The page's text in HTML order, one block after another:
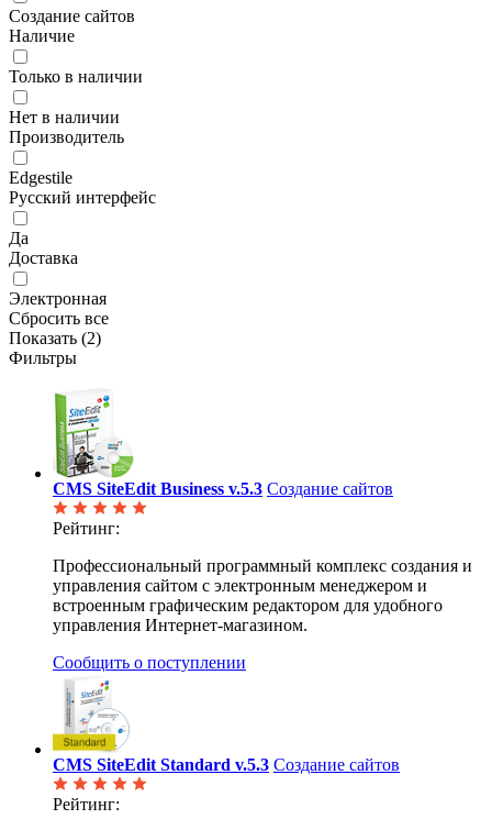
Создание сайтов
Наличие
Только в наличии
Нет в наличии
Производитель
Edgestile
Русский интерфейс
Да
Доставка
Электронная
Сбросить все
Показать (2)
Фильтры
CMS SiteEdit Business v.5.3 Создание сайтов
Рейтинг:
Профессиональный программный комплекс создания и
управления сайтом с электронным менеджером и
встроенным графическим редактором для удобного
управления Интернет-магазином.
Сообщить о поступлении
CMS SiteEdit Standard v.5.3 Создание сайтов
Рейтинг: